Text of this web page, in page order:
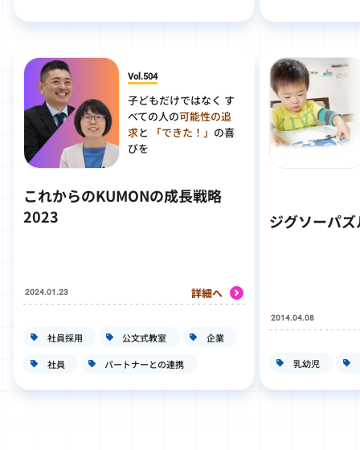
Vol.504
子どもだけではなく す
べての人の可能性の追
求と 「できた！」 の喜
びを
これからのKUMONの成長戦略
2023
2024.01.23 詳細へ
社員採用 公文式教室 企業
社員 パートナーとの連携
ジグソーパズ
2014.04.08
乳幼児